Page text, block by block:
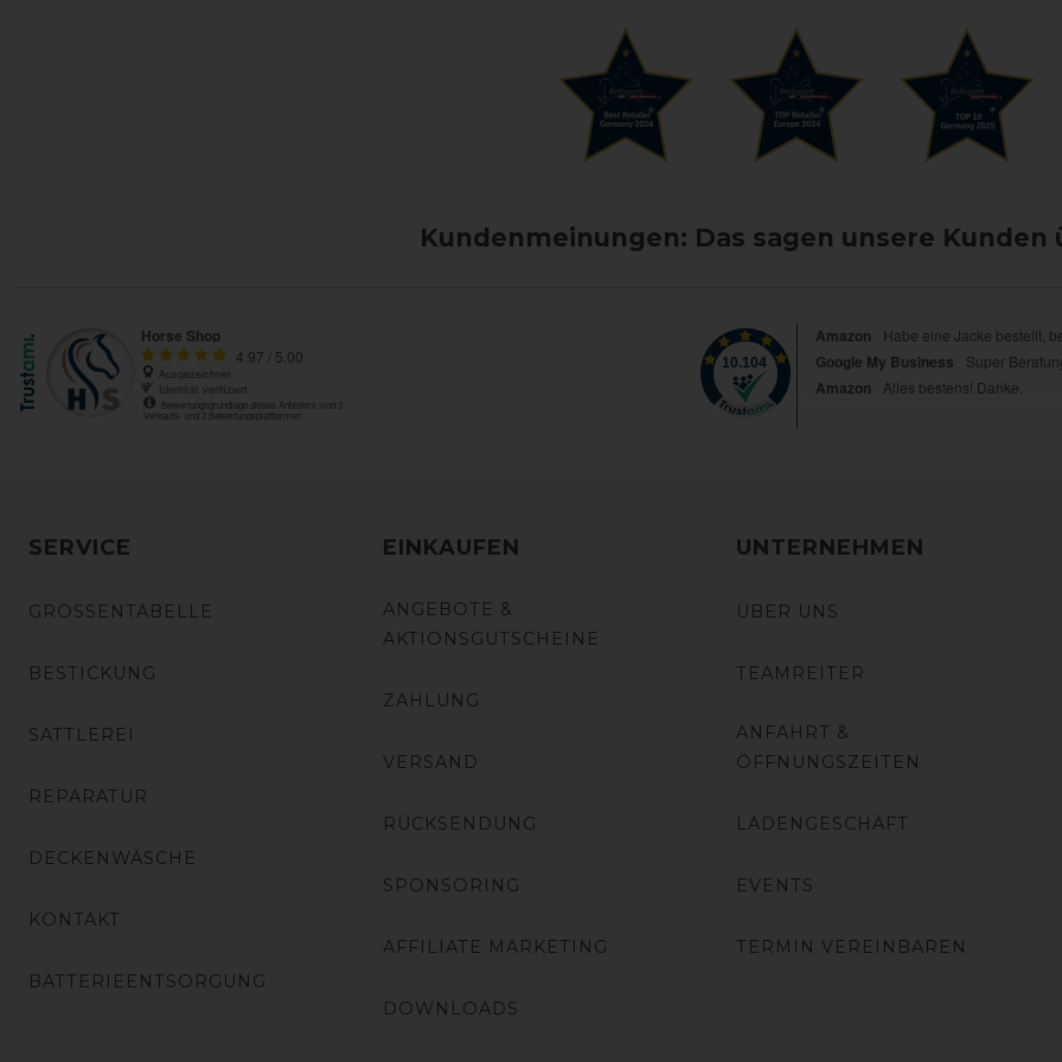
Kundenmeinungen: Das sagen unsere Kunden
SERVICE
GRÖSSENTABELLE
BESTICKUNG
SATTLEREI
REPARATUR
DECKENWÄSCHE
KONTAKT
BATTERIEENTSORGUNG
EINKAUFEN
ANGEBOTE &
AKTIONSGUTSCHEINE
ZAHLUNG
VERSAND
RÜCKSENDUNG
SPONSORING
AFFILIATE MARKETING
DOWNLOADS
UNTERNEHMEN
ÜBER UNS
TEAMREITER
ANFAHRT &
ÖFFNUNGSZEITEN
LADENGESCHÄFT
EVENTS
TERMIN VEREINBAREN